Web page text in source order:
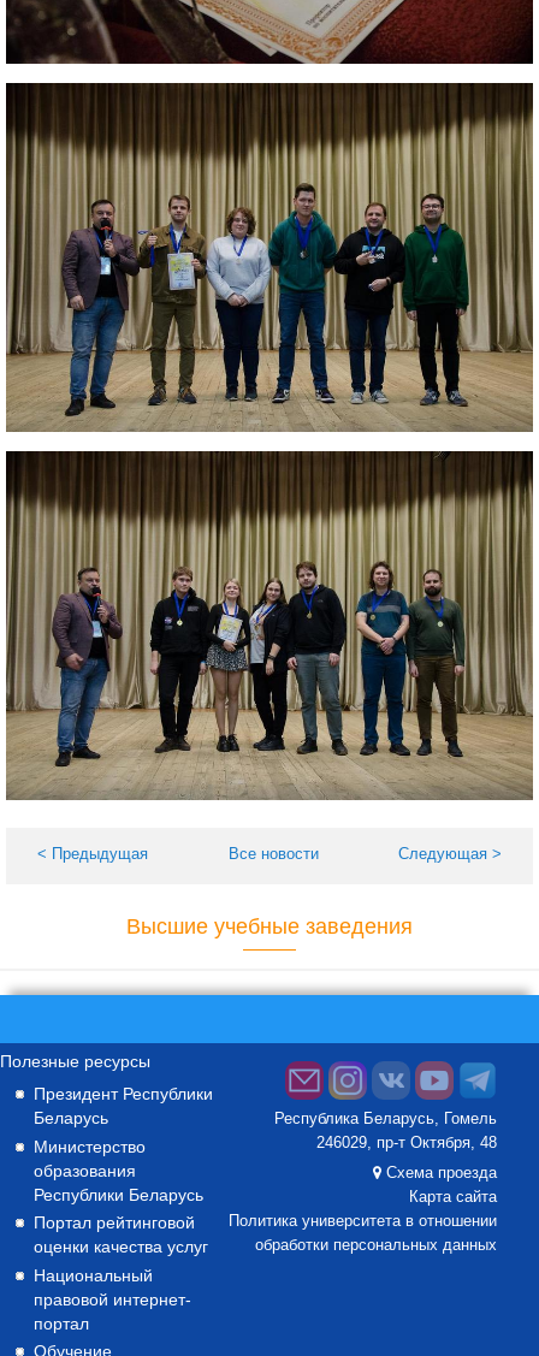
< Предыдущая Все новости Следующая >
Высшие учебные заведения
Полезные ресурсы
Президент Республики
Беларусь
Министерство
образования
Республики Беларусь
Портал рейтинговой
оценки качества услуг
Национальный
правовой интернет-
портал
Обучение
Республика Беларусь, Гомель
246029, пр-т Октября, 48
Схема проезда
Карта сайта
Политика университета в отношении
обработки персональных данных